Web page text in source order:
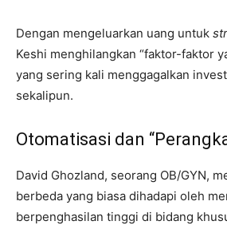
Dengan mengeluarkan uang untuk
Keshi menghilangkan “faktor-faktor
yang sering kali menggagalkan
sekalipun.
Otomatisasi dan
David Ghozland, seorang OB/GYN,
berbeda yang biasa dihadapi oleh
berpenghasilan tinggi di bidang